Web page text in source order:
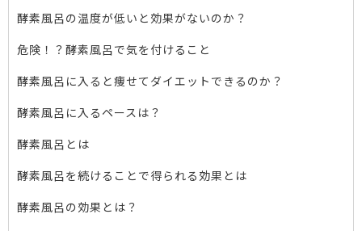
酵素風呂の温度が低いと効果がないのか？
危険！？酵素風呂で気を付けること
酵素風呂に入ると痩せてダイエットできるのか？
酵素風呂に入るペースは？
酵素風呂とは
酵素風呂を続けることで得られる効果とは
酵素風呂の効果とは？